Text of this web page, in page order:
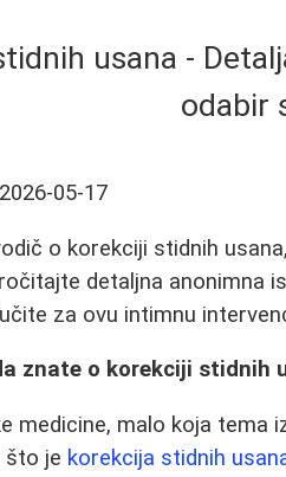
usana -
odabir
2026-05-17
o korekciji stidnih
detaljna anonimna
za ovu intimnu
znate o korekciji stidnih
medicine, malo koja tema
što je korekcija stidnih